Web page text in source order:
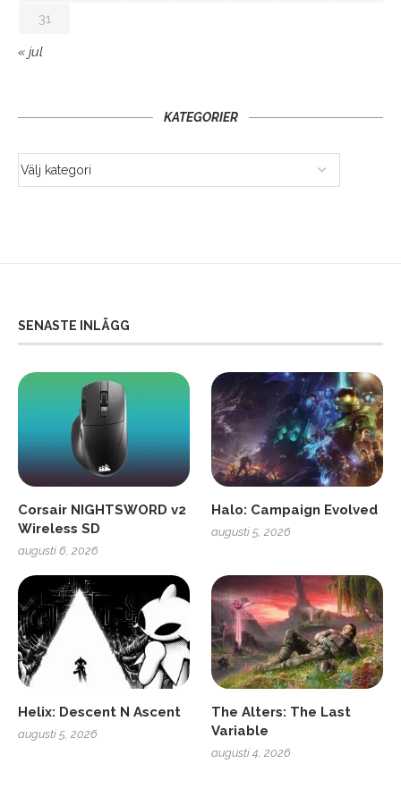
31
« jul
KATEGORIER
SENASTE INLÄGG
Corsair NIGHTSWORD v2
Wireless SD
augusti 6, 2026
Halo: Campaign Evolved
augusti 5, 2026
Helix: Descent N Ascent
augusti 5, 2026
The Alters: The Last
Variable
augusti 4, 2026